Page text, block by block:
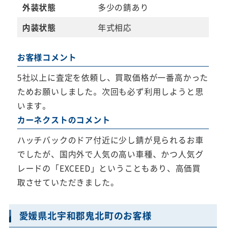
外装状態
多少の錆あり
内装状態
年式相応
お客様コメント
5社以上に査定を依頼し、買取価格が一番高かった
ためお願いしました。次回も必ず利用しようと思
います。
カーネクストのコメント
ハッチバックのドア付近に少し錆が見られるお車
でしたが、国内外で人気の高い車種、かつ人気グ
レードの「EXCEED」ということもあり、高価買
取させていただきました。
愛媛県北宇和郡鬼北町のお客様